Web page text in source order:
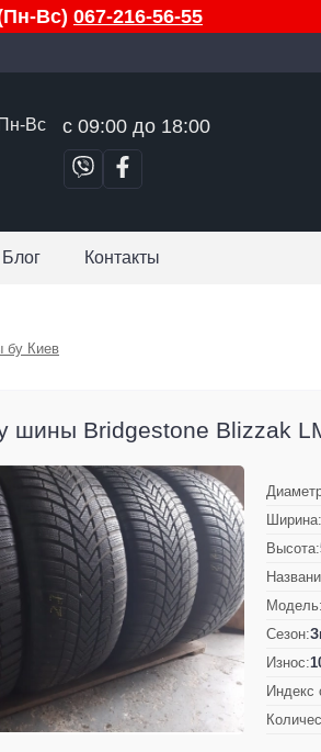
Вс) 067-216-56-55
Пн-Вс с 09:00 до 18:00
Блог Контакты
бу Киев
шины Bridgestone Blizzak
Ширина:
Высота:
Модель:
Сезон:
Износ:
Индекс